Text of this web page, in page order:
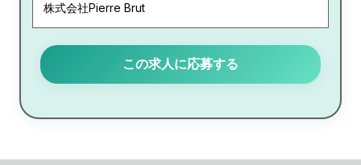
株式会社Pierre Brut
この求人に応募する